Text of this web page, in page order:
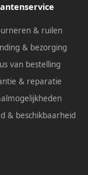
& ruilen
& bezorging
van bestelling
& reparatie
& beschikbaarheid